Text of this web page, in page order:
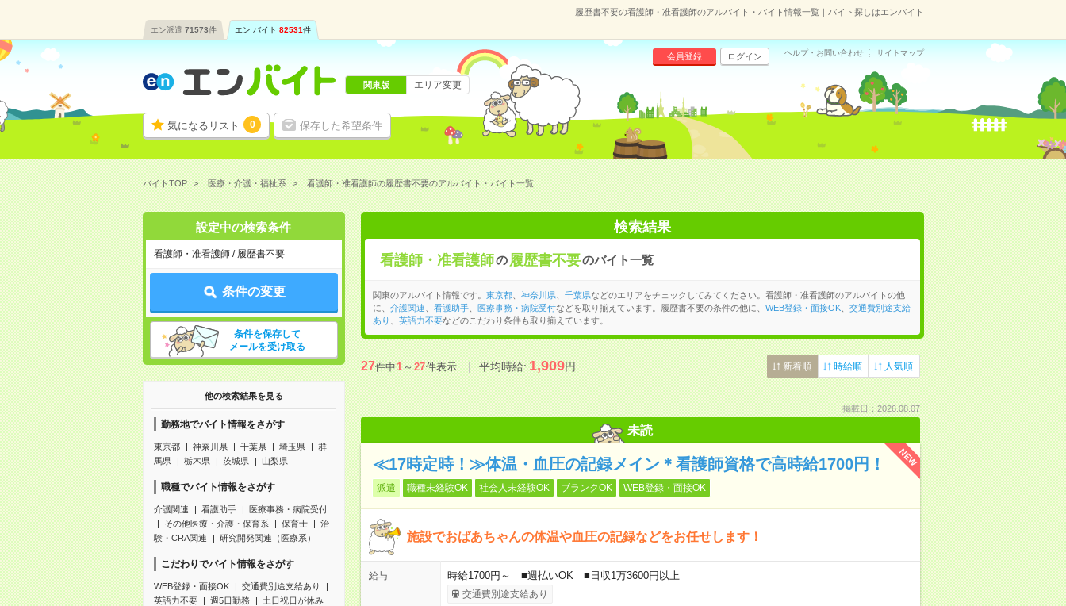
履歴書不要の看護師・准看護師のアルバイト・バイト情報一覧｜バイト探しはエンバイト
エン派遣 71573件 エン バイト 82531件
気になるリスト 0 保存した希望条件
会員登録 ログイン ヘルプ・お問い合わせ サイトマップ
関東版 エリア変更
バイトTOP 医療・介護・福祉系 看護師・准看護師の履歴書不要のアルバイト・バイト一覧
設定中の検索条件
看護師・准看護師 / 履歴書不要
条件の変更
条件を保存して
メールを受け取る
他の検索結果を見る
勤務地でバイト情報をさがす
東京都 神奈川県 千葉県 埼玉県
群
馬県
栃木県 茨城県 山梨県
職種でバイト情報をさがす
介護関連 看護助手
医療事務・病院受付
その他医療・介護・保育系
保育士
治
験・CRA関連
研究開発関連（医療系）
こだわりでバイト情報をさがす
WEB登録・面接OK
交通費別途支給あり
英語力不要
週5日勤務 土日祝日が休み
検索結果
看護師・准看護師の 履歴書不要のバイト一覧
関東のアルバイト情報です。 東京都、 神奈川県、 千葉県などのエリアをチェックしてみてください。看護師・准看護師のアルバイトの他
に、 介護関連 看護助手、 医療事務・病院受付などを取り揃えています。履歴書不要の条件の他に、 WEB登録・面接OK、 交通費別途支給
あり
英語力不要などのこだわり条件も取り揃えています。
27件中1～27件表示 平均時給:1,909円 新着順 時給順 人気順
掲載日：2026.08.07
未読
NEW
≪17時定時！≫体温・血圧の記録メイン＊看護師資格で高時給1700円！
派遣 職種未経験OK 社会人未経験OK ブランクOK WEB登録・面接OK
施設でおばあちゃんの体温や血圧の記録などをお任せします！
給与 時給1700円～ ■週払いOK ■日収1万3600円以上
交通費別途支給あり